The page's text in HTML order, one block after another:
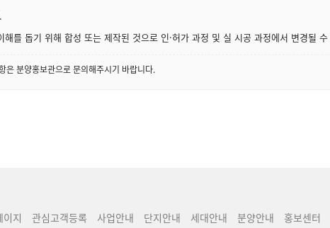
를 돕기 위해 합성 또는 제작된 것으로 인·허가 과정 및 실 시공 과정에서 변경될
분양홍보관으로 문의해주시기 바랍니다.
이지 관심고객등록 사업안내 단지안내 세대안내 분양안내 홍보센터